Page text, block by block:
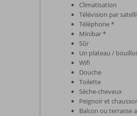
Climatisation
Télévision par
Téléphone *
Minibar *
Sûr
Un plateau /
Wifi
Douche
Toilette
Sèche-cheveux
Peignoir et
Balcon ou terrasse